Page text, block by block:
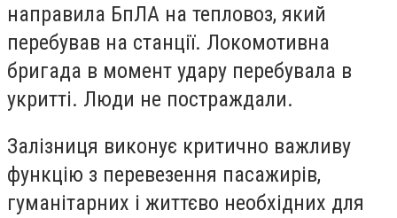
направила БпЛА на тепловоз, який
перебував на станції. Локомотивна
бригада в момент удару перебувала в
укритті. Люди не постраждали.
Залізниця виконує критично важливу
функцію з перевезення пасажирів,
гуманітарних і життєво необхідних для